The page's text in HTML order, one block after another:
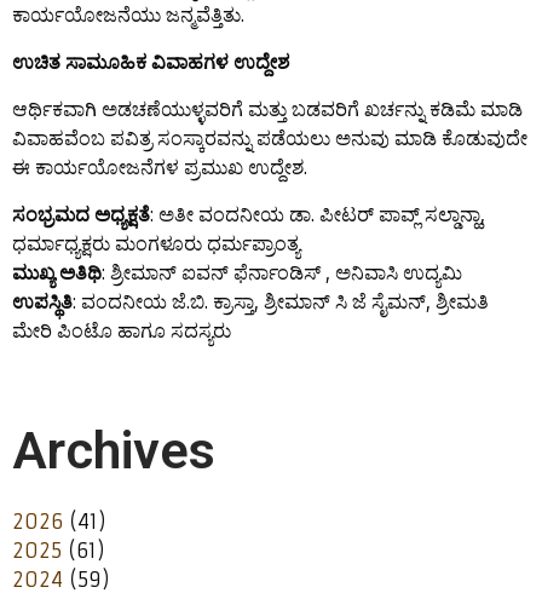
ಕಾರ್ಯಯೋಜನೆಯು ಜನ್ಮವೆತ್ತಿತು.
ಉಚಿತ ಸಾಮೂಹಿಕ ವಿವಾಹಗಳ ಉದ್ದೇಶ
ಆರ್ಥಿಕವಾಗಿ ಅಡಚಣೆಯುಳ್ಳವರಿಗೆ ಮತ್ತು ಬಡವರಿಗೆ ಖರ್ಚನ್ನು ಕಡಿಮೆ ಮಾಡಿ
ವಿವಾಹವೆಂಬ ಪವಿತ್ರ ಸಂಸ್ಕಾರವನ್ನು ಪಡೆಯಲು ಅನುವು ಮಾಡಿ ಕೊಡುವುದೇ
ಈ ಕಾರ್ಯಯೋಜನೆಗಳ ಪ್ರಮುಖ ಉದ್ದೇಶ.
ಸಂಭ್ರಮದ ಅಧ್ಯಕ್ಷತೆ: ಅತೀ ವಂದನೀಯ ಡಾ. ಪೀಟರ್ ಪಾವ್ಲ್ ಸಲ್ಡಾನ್ಹಾ,
ಧರ್ಮಾಧ್ಯಕ್ಷರು ಮಂಗಳೂರು ಧರ್ಮಪ್ರಾಂತ್ಯ
ಮುಖ್ಯ ಅತಿಥಿ: ಶ್ರೀಮಾನ್ ಐವನ್ ಫೆರ್ನಾಂಡಿಸ್ , ಅನಿವಾಸಿ ಉದ್ಯಮಿ
ಉಪಸ್ಥಿತಿ: ವಂದನೀಯ ಜೆ.ಬಿ. ಕ್ರಾಸ್ತಾ, ಶ್ರೀಮಾನ್ ಸಿ ಜೆ ಸೈಮನ್, ಶ್ರೀಮತಿ
ಮೇರಿ ಪಿಂಟೊ ಹಾಗೂ ಸದಸ್ಯರು
Archives
2026 (41)
2025 (61)
2024 (59)